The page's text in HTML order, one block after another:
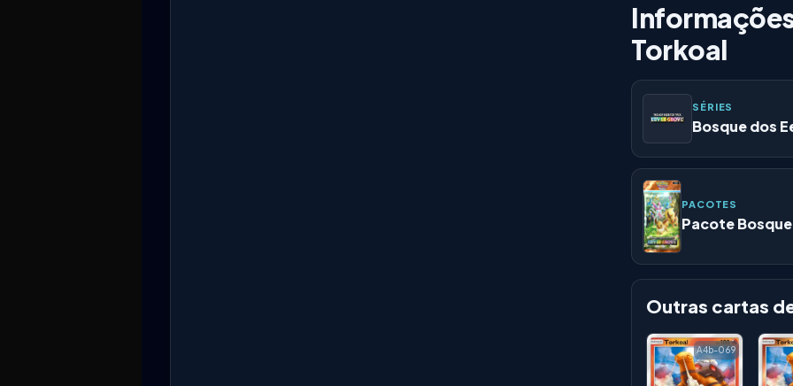
Torkoal
SÉRIES
Bosque dos
PACOTES
Pacote
Outras cartas
A4b-069